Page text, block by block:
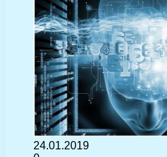
24.01.2019